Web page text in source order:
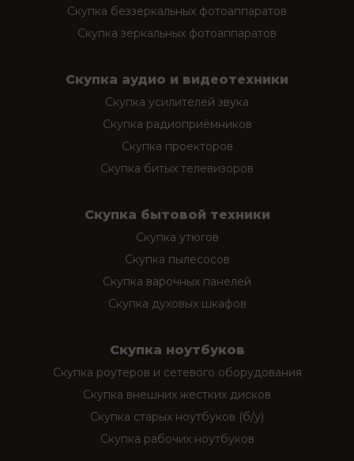
Скупка беззеркальных фотоаппаратов
Скупка зеркальных фотоаппаратов
Скупка аудио и видеотехники
Скупка усилителей звука
Скупка радиоприёмников
Скупка проекторов
Скупка битых телевизоров
Скупка бытовой техники
Скупка утюгов
Скупка пылесосов
Скупка варочных панелей
Скупка духовых шкафов
Скупка ноутбуков
Скупка роутеров и сетевого оборудования
Скупка внешних жестких дисков
Скупка старых ноутбуков (б/у)
Скупка рабочих ноутбуков